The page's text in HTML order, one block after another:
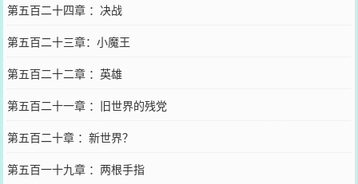
第五百二十四章 ：决战
第五百二十三章：小魔王
第五百二十二章 ：英雄
第五百二十一章 ：旧世界的残党
第五百二十章 ：新世界？
第五百一十九章 ：两根手指